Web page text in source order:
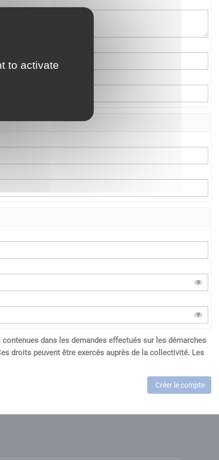
to activate
dans les demandes effectués sur les démarches
droits peuvent être exercés auprès de la collectivité. Les
Créer le compte